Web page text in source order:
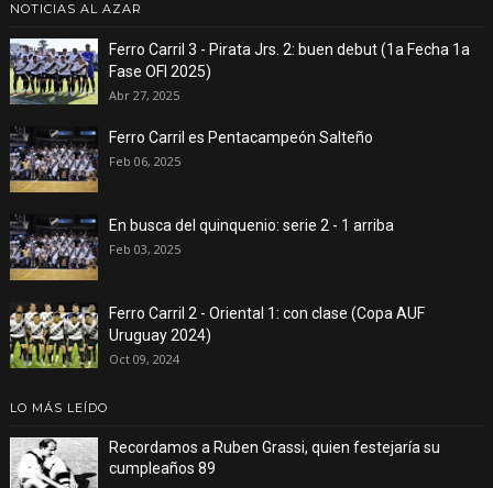
NOTICIAS AL AZAR
Ferro Carril 3 - Pirata Jrs. 2: buen debut (1a Fecha 1a
Fase OFI 2025)
Abr 27, 2025
Ferro Carril es Pentacampeón Salteño
Feb 06, 2025
En busca del quinquenio: serie 2 - 1 arriba
Feb 03, 2025
Ferro Carril 2 - Oriental 1: con clase (Copa AUF
Uruguay 2024)
Oct 09, 2024
LO MÁS LEÍDO
Recordamos a Ruben Grassi, quien festejaría su
cumpleaños 89